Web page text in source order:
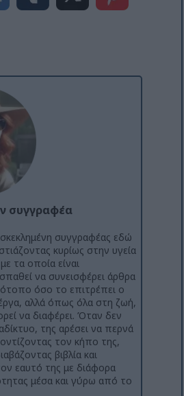
συγγραφέα
συγγραφέας εδώ
κυρίως στην υγεία
τα οποία είναι
να συνεισφέρει άρθρα
όσο το επιτρέπει ο
αλλά όπως όλα στη ζωή,
να διαφέρει. Όταν δεν
της αρέσει να περνά
τον κήπο της,
βιβλία και
εαυτό της με διάφορα
μέσα και γύρω από το